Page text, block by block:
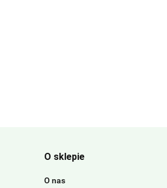
O sklepie
O nas